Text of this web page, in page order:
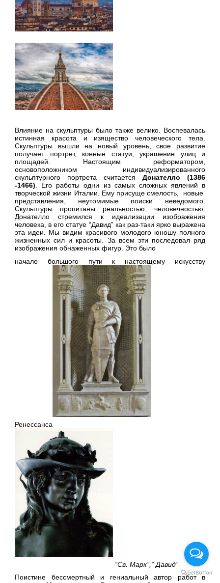
Влияние на скульптуры было также велико. Воспевалась
истинная красота и изящество человеческого тела.
Скульптуры вышли на новый уровень, свое развитие
получает портрет, конные статуи, украшение улиц и
площадей. Настоящим реформатором,
основоположником индивидуализированного
скульптурного портрета считается Донателло (1386
-1466). Его работы одни из самых сложных явлений в
творческой жизни Италии. Ему присуще смелость, новые
представления, неутомимые поиски неведомого.
Скульптуры пропитаны реальностью, человечностью.
Донателло стремился к идеализации изображения
человека, в его статуе “Давид” как раз-таки ярко выражена
эта идеи. Мы видим красивого молодого юношу полного
жизненных сил и красоты. За всем эти последовал ряд
изображения обнаженных фигур. Это было
начало большого пути к настоящему искусству
Ренессанса
“Св. Марк”,” Давид”
Поистине бессмертный и гениальный автор работ в